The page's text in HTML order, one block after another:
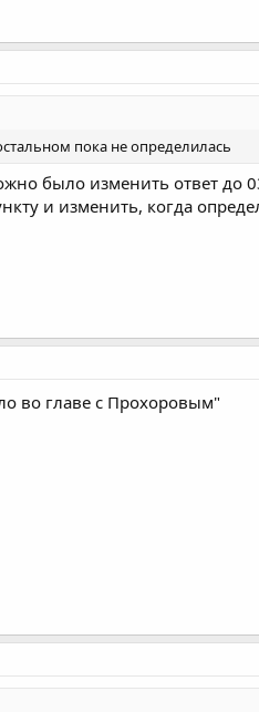
пока не определилась
было изменить ответ до
и изменить, когда
во главе с Прохоровым"